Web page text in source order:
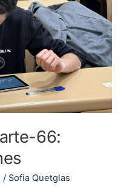
66:
/ Sofia Quetglas